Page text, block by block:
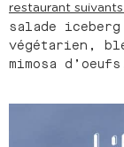
restaurant suivants
salade iceberg
végétarien,
mimosa